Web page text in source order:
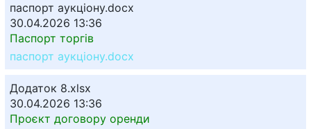
паспорт аукціону.docx
30.04.2026 13:36
Паспорт торгів
паспорт аукціону.docx
Додаток 8.xlsx
30.04.2026 13:36
Проєкт договору оренди